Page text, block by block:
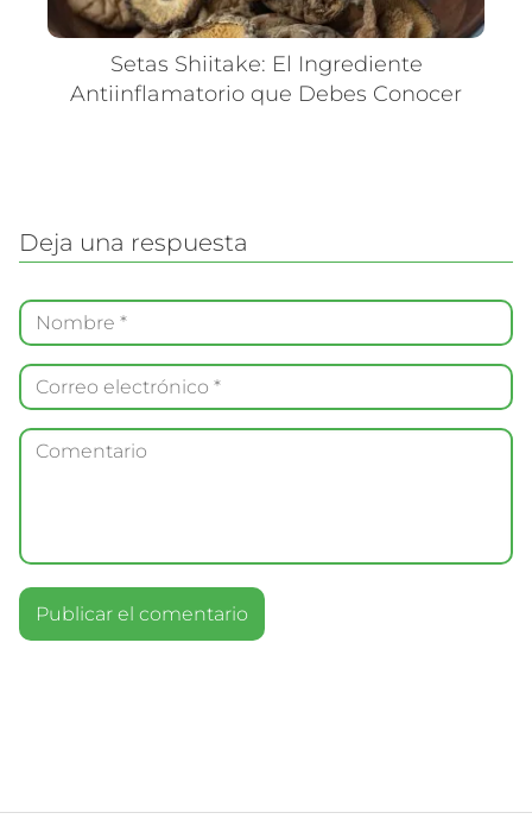
Setas Shiitake: El Ingrediente
Antiinflamatorio que Debes Conocer
Deja una respuesta